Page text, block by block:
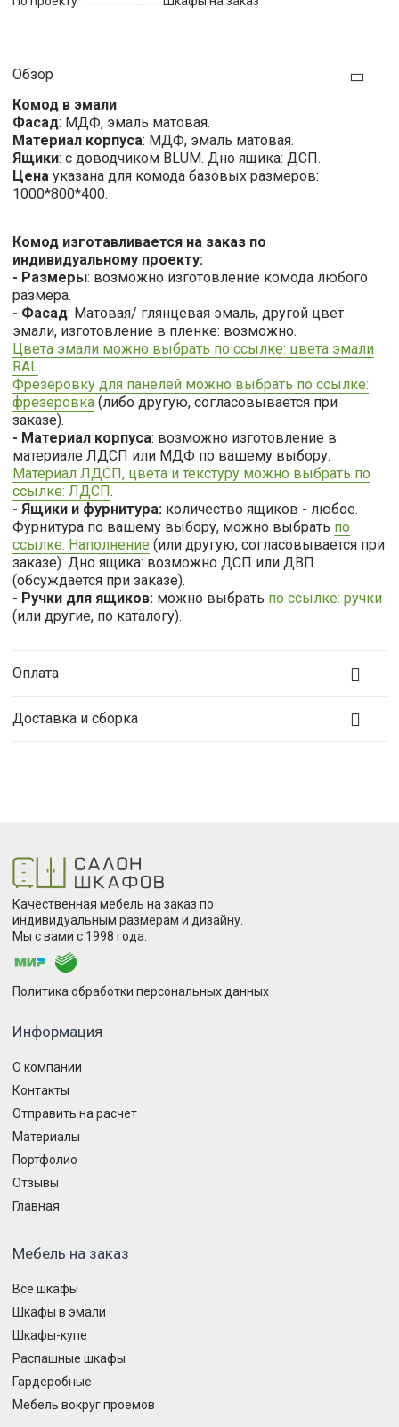
Обзор
Комод в эмали
Фасад: МДФ, эмаль матовая.
Материал корпуса: МДФ, эмаль матовая.
Ящики: с доводчиком BLUM. Дно ящика: ДСП.
Цена указана для комода базовых размеров:
1000*800*400.
Комод изготавливается на заказ по
индивидуальному проекту:
- Размеры: возможно изготовление комода любого
размера.
- Фасад: Матовая/ глянцевая эмаль, другой цвет
эмали, изготовление в пленке: возможно.
Цвета эмали можно выбрать по ссылке: цвета эмали
RAL.
Фрезеровку для панелей можно выбрать по ссылке:
фрезеровка (либо другую, согласовывается при
заказе).
- Материал корпуса: возможно изготовление в
материале ЛДСП или МДФ по вашему выбору.
Материал ЛДСП, цвета и текстуру можно выбрать по
ссылке: ЛДСП.
- Ящики и фурнитура: количество ящиков - любое.
Фурнитура по вашему выбору, можно выбрать по
ссылке: Наполнение (или другую, согласовывается при
заказе). Дно ящика: возможно ДСП или ДВП
(обсуждается при заказе).
- Ручки для ящиков: можно выбрать по ссылке: ручки
(или другие, по каталогу).
Оплата
Доставка и сборка
Качественная мебель на заказ по
индивидуальным размерам и дизайну.
Мы с вами с 1998 года.
Политика обработки персональных данных
Информация
О компании
Контакты
Отправить на расчет
Материалы
Портфолио
Отзывы
Главная
Мебель на заказ
Все шкафы
Шкафы в эмали
Шкафы-купе
Распашные шкафы
Гардеробные
Мебель вокруг проемов